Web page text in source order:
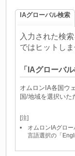
IAグローバル検索
入力された検
ではヒットし
「IAグローバ
オムロンIA各国ウ
国/地域を選択いた
[注]
オムロンIAグロ
言語選択の「